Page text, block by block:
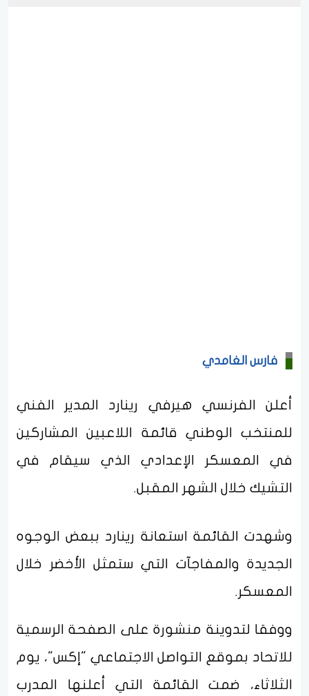
فارس الغامدي
أعلن الفرنسي هيرفي رينارد المدير الفني
للمنتخب الوطني قائمة اللاعبين المشاركين
في المعسكر الإعدادي الذي سيقام في
التشيك خلال الشهر المقبل.
وشهدت القائمة استعانة رينارد ببعض الوجوه
الجديدة والمفاجآت التي ستمثل الأخضر خلال
المعسكر.
ووفقا لتدوينة منشورة على الصفحة الرسمية
للاتحاد بموقع التواصل الاجتماعي "إكس"، يوم
الثلاثاء، ضمت القائمة التي أعلنها المدرب